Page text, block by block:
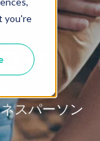
you're
グ
スパーソン